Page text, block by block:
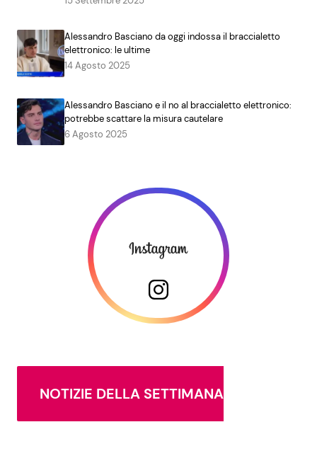
Alessandro Basciano da oggi indossa il braccialetto
elettronico: le ultime
14 Agosto 2025
Alessandro Basciano e il no al braccialetto elettronico:
potrebbe scattare la misura cautelare
6 Agosto 2025
NOTIZIE DELLA SETTIMANA